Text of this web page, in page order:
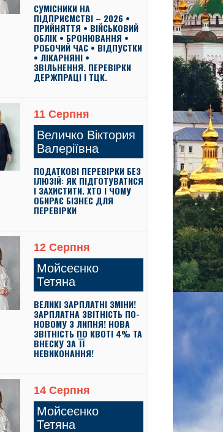
СУМІСНИКИ НА
ПІДПРИЄМСТВІ – 2026 •
ПРИЙНЯТТЯ • ВІЙСЬКОВИЙ
ОБЛІК • БРОНЮВАННЯ •
РОБОЧИЙ ЧАС • ВІДПУСТКИ
• ЛІКАРНЯНІ •
ЗВІЛЬНЕННЯ. ПЕРЕВІРКИ
ДЕРЖПРАЦІ І ТЦК.
11 Серпня
Величко Віктория
Валеріївна
ПОДАТКОВІ ПЕРЕВІРКИ БЕЗ
ІЛЮЗІЙ: ЯК ПІДГОТУВАТИСЯ
І ЗАХИСТИТИ. ХТО І ЧОМУ
ОБИРАЄ БІЗНЕС ДЛЯ
ПЕРЕВІРКИ
12 Серпня
Мойсеєнко
Тетяна
ВЕЛИКІ ЗАРПЛАТНІ ЗМІНИ!
ЗАРПЛАТНА ЗВІТНІСТЬ ПО-
НОВОМУ З ЛИПНЯ! НОВА
ЗВІТНІСТЬ ПО КВОТІ 4% ТА
ВНЕСКУ ЗА ЇЇ
НЕВИКОНАННЯ!
14 Серпня
Мойсеєнко
Тетяна